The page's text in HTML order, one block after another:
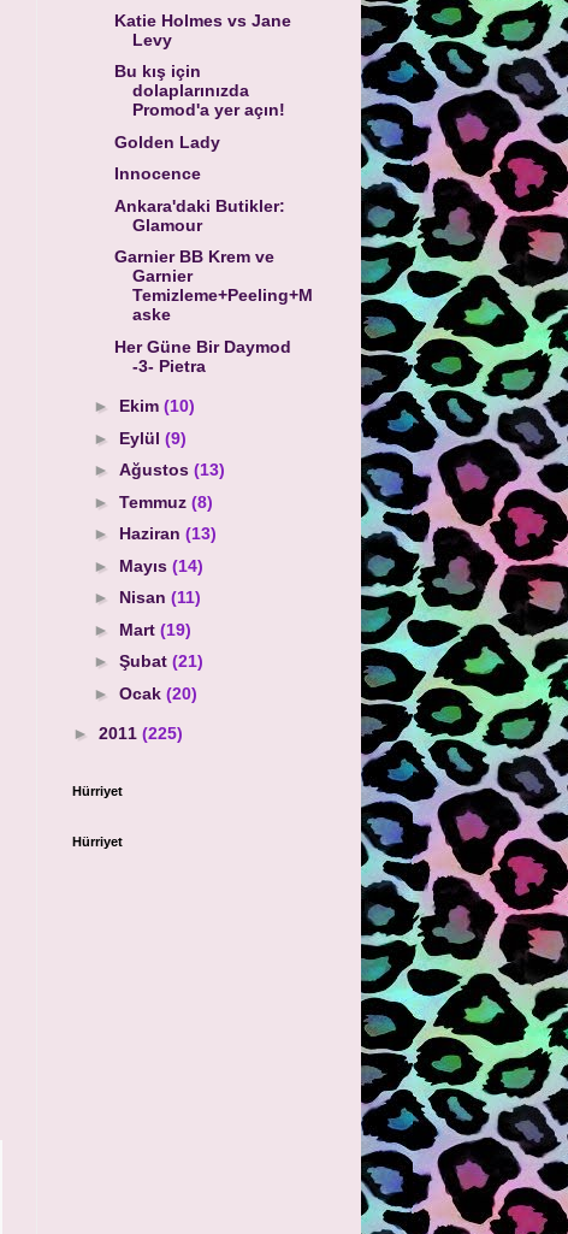
Katie Holmes vs Jane
Levy
Bu kış için
dolaplarınızda
Promod'a yer açın!
Golden Lady
Innocence
Ankara'daki Butikler:
Glamour
Garnier BB Krem ve
Garnier
Temizleme+Peeling+M
aske
Her Güne Bir Daymod
-3- Pietra
► Ekim (10)
► Eylül (9)
► Ağustos (13)
► Temmuz (8)
► Haziran (13)
► Mayıs (14)
► Nisan (11)
► Mart (19)
► Şubat (21)
► Ocak (20)
► 2011 (225)
Hürriyet
Hürriyet